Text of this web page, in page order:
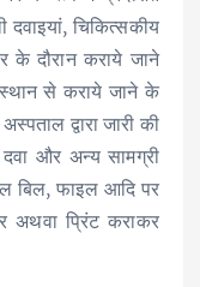
चिकित्सकीय
के दौरान कराये जाने
से कराये जाने के
द्वारा जारी की
और अन्य सामग्री
बिल, फाइल आदि पर
अथवा प्रिंट कराकर